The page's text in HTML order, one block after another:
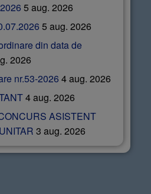
5 aug. 2026
5 aug. 2026
din data de
2026
nr.53-2026 4 aug. 2026
4 aug. 2026
ASISTENT
3 aug. 2026